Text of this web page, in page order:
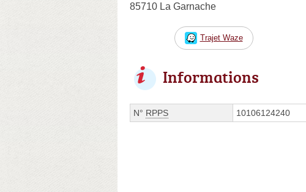
85710 La Garnache
Trajet Waze
Informations
N° RPPS 10106124240